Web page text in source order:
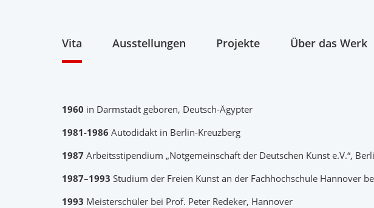
Vita Ausstellungen Projekte Über das Werk
1960 in Darmstadt geboren, Deutsch-Ägypter
1981-1986 Autodidakt in Berlin-Kreuzberg
1987 Arbeitsstipendium „Notgemeinschaft der Deutschen Kunst e.V.“,
1987–1993 Studium der Freien Kunst an der Fachhochschule Hannover
1993 Meisterschüler bei Prof. Peter Redeker, Hannover